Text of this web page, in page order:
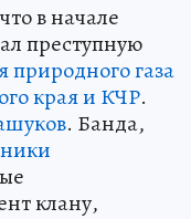
в начале
преступную
газа
края и КЧР.
. Банда,
клану,